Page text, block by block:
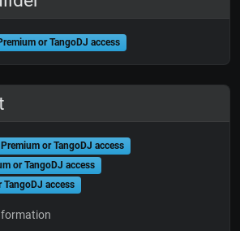
or TangoDJ access
Premium or TangoDJ access
or TangoDJ access
TangoDJ access